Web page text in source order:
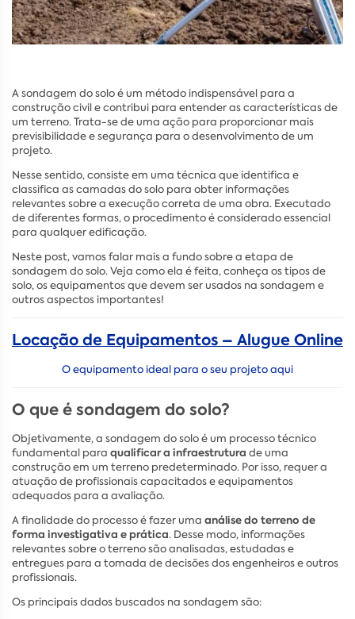
A sondagem do solo é um método indispensável para a
construção civil e contribui para entender as características de
um terreno. Trata-se de uma ação para proporcionar mais
previsibilidade e segurança para o desenvolvimento de um
projeto.
Nesse sentido, consiste em uma técnica que identifica e
classifica as camadas do solo para obter informações
relevantes sobre a execução correta de uma obra. Executado
de diferentes formas, o procedimento é considerado essencial
para qualquer edificação.
Neste post, vamos falar mais a fundo sobre a etapa de
sondagem do solo. Veja como ela é feita, conheça os tipos de
solo, os equipamentos que devem ser usados na sondagem e
outros aspectos importantes!
Locação de Equipamentos – Alugue Online
O equipamento ideal para o seu projeto aqui
O que é sondagem do solo?
Objetivamente, a sondagem do solo é um processo técnico
fundamental para qualificar a infraestrutura de uma
construção em um terreno predeterminado. Por isso, requer a
atuação de profissionais capacitados e equipamentos
adequados para a avaliação.
A finalidade do processo é fazer uma análise do terreno de
forma investigativa e prática. Desse modo, informações
relevantes sobre o terreno são analisadas, estudadas e
entregues para a tomada de decisões dos engenheiros e outros
profissionais.
Os principais dados buscados na sondagem são: